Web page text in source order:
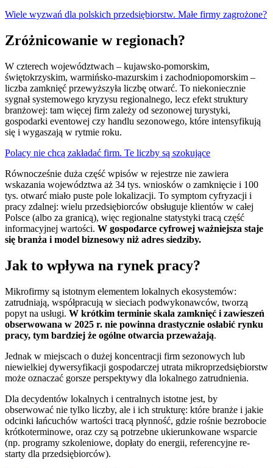
Wiele wyzwań dla polskich przedsiębiorstw. Małe firmy zagrożone?
Zróżnicowanie w regionach?
W czterech województwach – kujawsko-pomorskim,
świętokrzyskim, warmińsko-mazurskim i zachodniopomorskim –
liczba zamknięć przewyższyła liczbę otwarć. To niekoniecznie
sygnał systemowego kryzysu regionalnego, lecz efekt struktury
branżowej: tam więcej firm zależy od sezonowej turystyki,
gospodarki eventowej czy handlu sezonowego, które intensyfikują
się i wygaszają w rytmie roku.
Polacy nie chcą zakładać firm. Te liczby są szokujące
Równocześnie duża część wpisów w rejestrze nie zawiera
wskazania województwa aż 34 tys. wniosków o zamknięcie i 100
tys. otwarć miało puste pole lokalizacji. To symptom cyfryzacji i
pracy zdalnej: wielu przedsiębiorców obsługuje klientów w całej
Polsce (albo za granicą), więc regionalne statystyki tracą część
informacyjnej wartości. W gospodarce cyfrowej ważniejsza staje
się branża i model biznesowy niż adres siedziby.
Jak to wpływa na rynek pracy?
Mikrofirmy są istotnym elementem lokalnych ekosystemów:
zatrudniają, współpracują w sieciach podwykonawców, tworzą
popyt na usługi. W krótkim terminie skala zamknięć i zawieszeń
obserwowana w 2025 r. nie powinna drastycznie osłabić rynku
pracy, tym bardziej że ogólne otwarcia przeważają.
Jednak w miejscach o dużej koncentracji firm sezonowych lub
niewielkiej dywersyfikacji gospodarczej utrata mikroprzedsiębiorstw
może oznaczać gorsze perspektywy dla lokalnego zatrudnienia.
Dla decydentów lokalnych i centralnych istotne jest, by
obserwować nie tylko liczby, ale i ich strukturę: które branże i jakie
odcinki łańcuchów wartości tracą płynność, gdzie rośnie bezrobocie
krótkoterminowe, oraz czy są potrzebne ukierunkowane wsparcie
(np. programy szkoleniowe, dopłaty do energii, referencyjne re-
starty dla przedsiębiorców).